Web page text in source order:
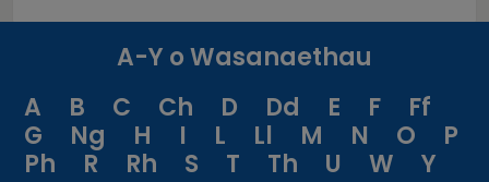
A-Y o Wasanaethau
A
B C Ch D Dd E F
Ff
G
Ng H I L Ll M N O
P
Ph
R Rh S T Th U W Y